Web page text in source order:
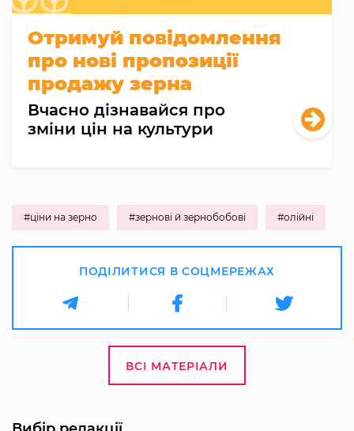
Отримуй повідомлення
про нові пропозиції
продажу зерна
Вчасно дізнавайся про
зміни цін на культури
#ціни на зерно #зернові й зернобобові #олійні
ПОДІЛИТИСЯ В СОЦМЕРЕЖАХ
ВСІ МАТЕРІАЛИ